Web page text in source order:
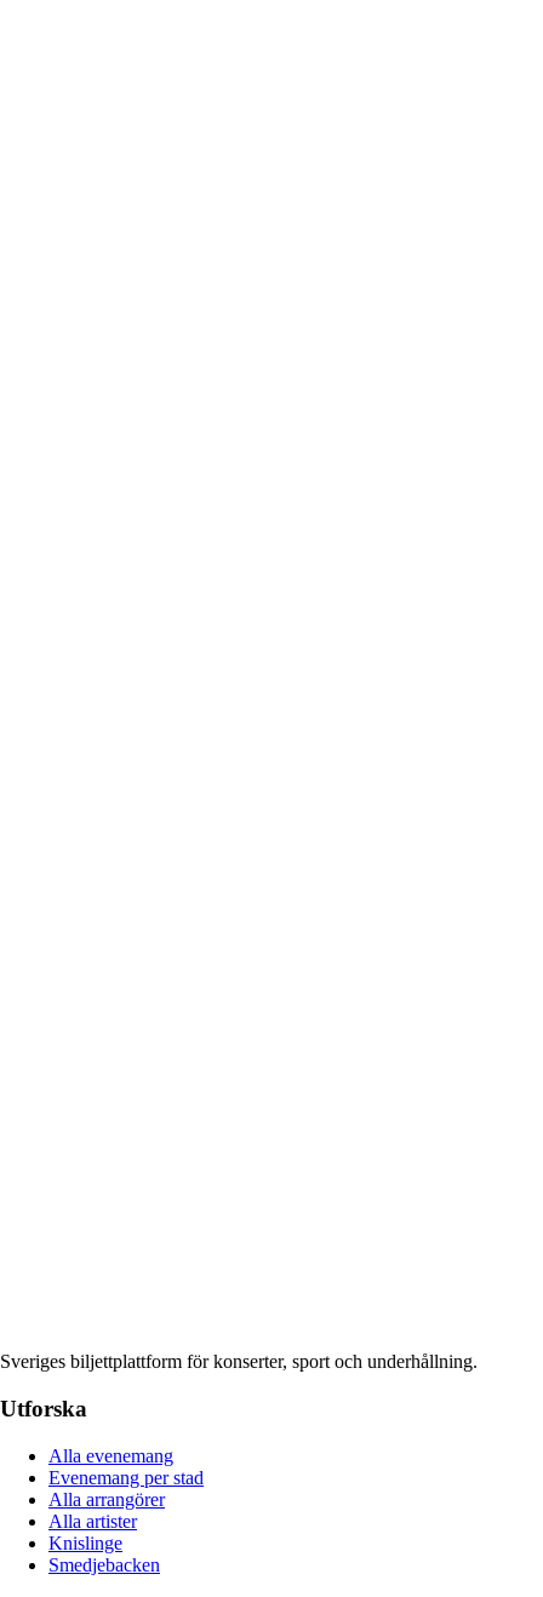
Sveriges biljettplattform för konserter, sport och underhållning.
Utforska
Alla evenemang
Evenemang per stad
Alla arrangörer
Alla artister
Knislinge
Smedjebacken